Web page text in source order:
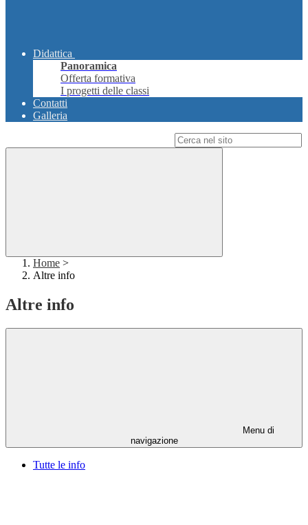
Didattica
Panoramica
Offerta formativa
I progetti delle classi
Contatti
Galleria
Home >
Altre info
Altre info
Menu di
navigazione
Tutte le info